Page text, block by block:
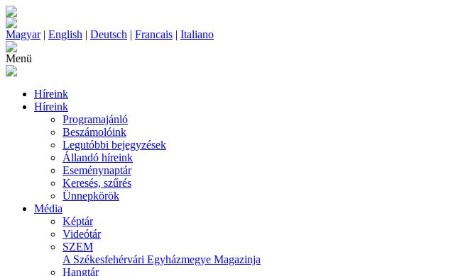
Magyar| English | Deutsch | Francais | Italiano
Menü
Híreink
Híreink
Programajánló
Beszámolóink
Legutóbbi bejegyzések
Állandó híreink
Eseménynaptár
Keresés, szűrés
Ünnepkörök
Média
Képtár
Videótár
SZEM
A Székesfehérvári Egyházmegye Magazinja
Hangtár